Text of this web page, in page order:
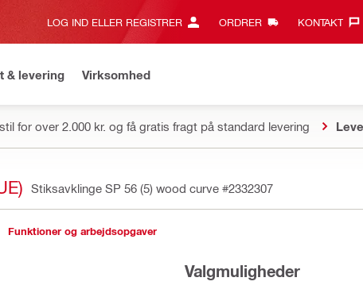
LOG IND ELLER REGISTRER ORDRER KONTAKT‎
& levering Virksomhed
for over 2.000 kr. og få gratis fragt på standard levering
Stiksavklinge SP 56 (5) wood curve #2332307
Funktioner og arbejdsopgaver
Valgmuligheder